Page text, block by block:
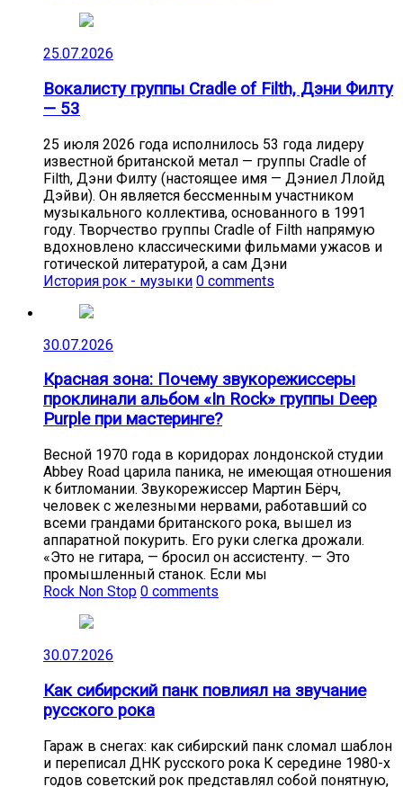
25.07.2026
Вокалисту группы Cradle of Filth, Дэни Филту
— 53
25 июля 2026 года исполнилось 53 года лидеру
известной британской метал — группы Cradle of
Filth, Дэни Филту (настоящее имя — Дэниел Ллойд
Дэйви). Он является бессменным участником
музыкального коллектива, основанного в 1991
году. Творчество группы Cradle of Filth напрямую
вдохновлено классическими фильмами ужасов и
готической литературой, а сам Дэни
История рок - музыки 0 comments
30.07.2026
Красная зона: Почему звукорежиссеры
проклинали альбом «In Rock» группы Deep
Purple при мастеринге?
Весной 1970 года в коридорах лондонской студии
Abbey Road царила паника, не имеющая отношения
к битломании. Звукорежиссер Мартин Бёрч,
человек с железными нервами, работавший со
всеми грандами британского рока, вышел из
аппаратной покурить. Его руки слегка дрожали.
«Это не гитара, — бросил он ассистенту. — Это
промышленный станок. Если мы
Rock Non Stop 0 comments
30.07.2026
Как сибирский панк повлиял на звучание
русского рока
Гараж в снегах: как сибирский панк сломал шаблон
и переписал ДНК русского рока К середине 1980-х
годов советский рок представлял собой понятную,